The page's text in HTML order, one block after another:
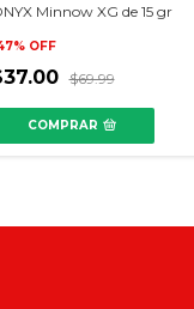
Minnow XG de 15 gr
% OFF
$69.99
COMPRAR